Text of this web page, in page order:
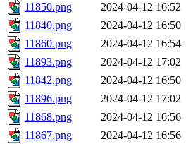
11850.png
2024-04-12 16:52
11840.png
2024-04-12 16:50
11860.png
2024-04-12 16:54
11893.png
2024-04-12 17:02
11842.png
2024-04-12 16:50
11896.png
2024-04-12 17:02
11868.png
2024-04-12 16:56
11867.png
2024-04-12 16:56